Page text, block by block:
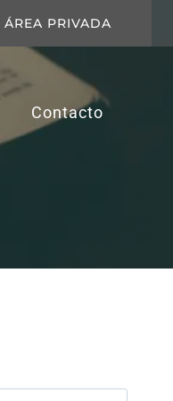
ÁREA PRIVADA
Contacto